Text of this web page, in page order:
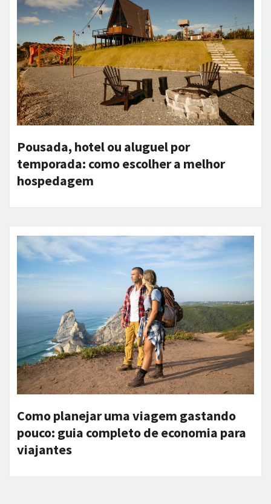
Pousada, hotel ou aluguel por
temporada: como escolher a melhor
hospedagem
Como planejar uma viagem gastando
pouco: guia completo de economia para
viajantes